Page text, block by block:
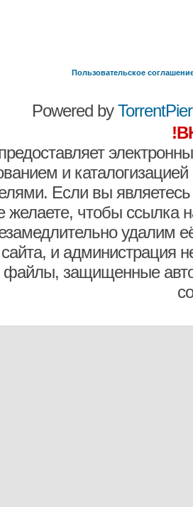
Пользовательское
Powered by
и
Если вы являетесь
желаете, чтобы ссылка
удалим
и администрация
файлы, защищенные